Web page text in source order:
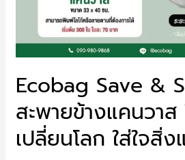
Ecobag Save &
สะพายข้างแคนวาส
เปลี่ยนโลก ใส่ใจสิ่